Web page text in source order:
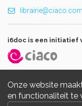
Onze website
en functionaliteit te
librairie@ciaco.com
i6doc is een initiatief